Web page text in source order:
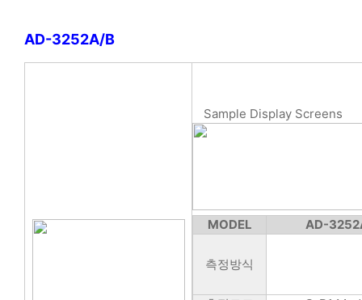
AD-3252A/B
Sample Display Screens
MODEL AD-
측정방식